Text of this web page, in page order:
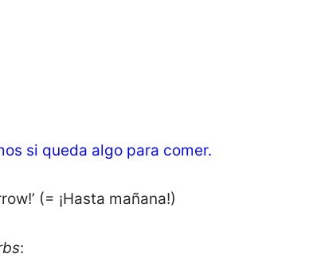
si queda algo para comer.
(= ¡Hasta mañana!)
: